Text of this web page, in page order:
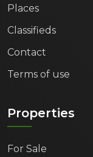
Places
Classifieds
Contact
Terms of use
Properties
For Sale